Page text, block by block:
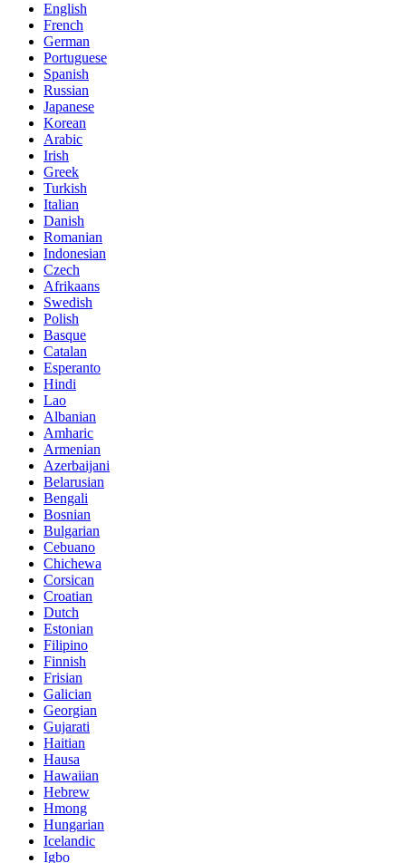
English
French
German
Portuguese
Spanish
Russian
Japanese
Korean
Arabic
Irish
Greek
Turkish
Italian
Danish
Romanian
Indonesian
Czech
Afrikaans
Swedish
Polish
Basque
Catalan
Esperanto
Hindi
Lao
Albanian
Amharic
Armenian
Azerbaijani
Belarusian
Bengali
Bosnian
Bulgarian
Cebuano
Chichewa
Corsican
Croatian
Dutch
Estonian
Filipino
Finnish
Frisian
Galician
Georgian
Gujarati
Haitian
Hausa
Hawaiian
Hebrew
Hmong
Hungarian
Icelandic
Igbo